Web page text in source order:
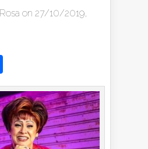
on 27/10/2019,